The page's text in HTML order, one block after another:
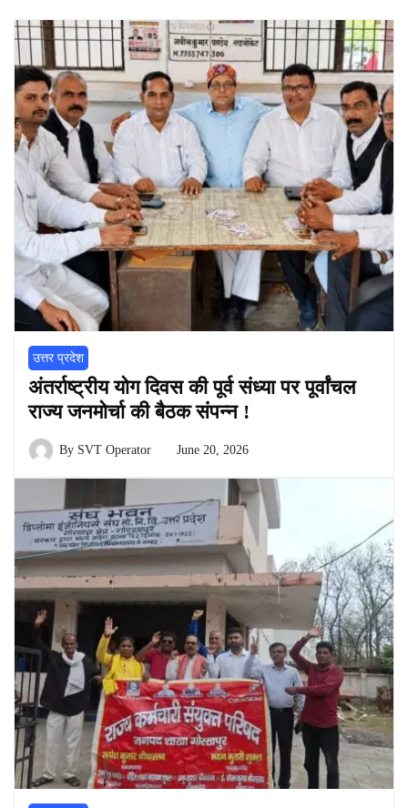
उत्तर प्रदेश
अंतर्राष्ट्रीय योग दिवस की पूर्व संध्या पर पूर्वांचल
राज्य जनमोर्चा की बैठक संपन्न !
By SVT Operator June 20, 2026